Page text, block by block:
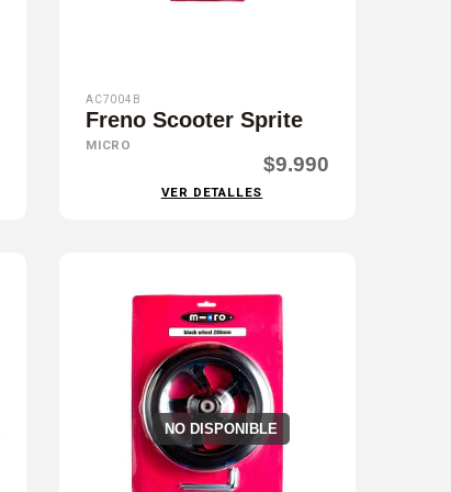
AC7004B
Freno Scooter Sprite
MICRO
$9.990
VER DETALLES
NO DISPONIBLE